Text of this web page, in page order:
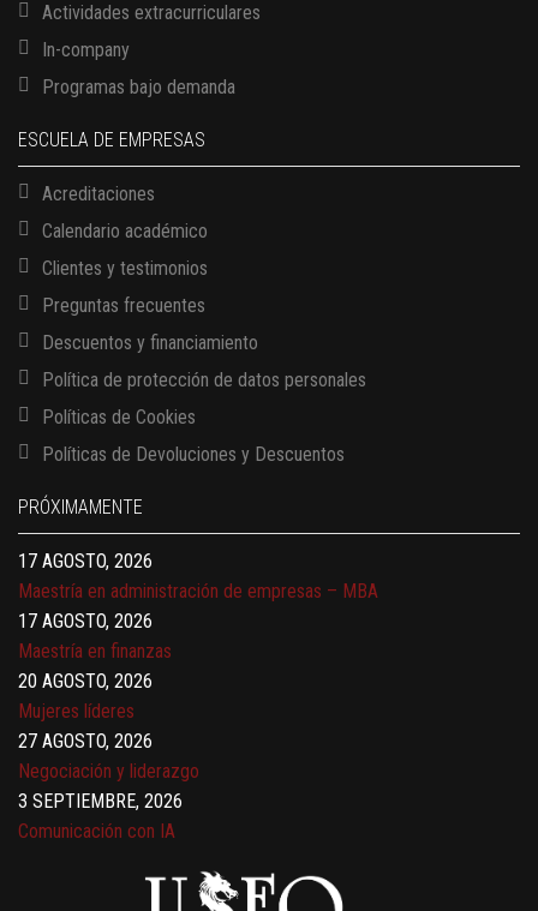
Actividades extracurriculares
In-company
Programas bajo demanda
ESCUELA DE EMPRESAS
Acreditaciones
Calendario académico
Clientes y testimonios
Preguntas frecuentes
Descuentos y financiamiento
Política de protección de datos personales
Políticas de Cookies
Políticas de Devoluciones y Descuentos
PRÓXIMAMENTE
13 AGOSTO, 2026
17 AGOSTO, 2026
Gerencia de empresas familiares
17 AGOSTO, 2026
Maestría en administración de empresas – MBA
17 AGOSTO, 2026
Maestría en finanzas
20 AGOSTO, 2026
Mujeres líderes
27 AGOSTO, 2026
Negociación y liderazgo
3 SEPTIEMBRE, 2026
Comunicación con IA
Gobernanza de datos